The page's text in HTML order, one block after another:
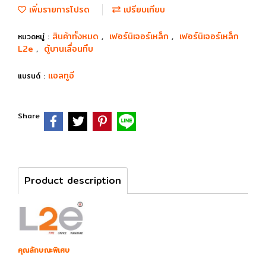
เพิ่มรายการโปรด เปรียบเทียบ
หมวดหมู่ : สินค้าทั้งหมด , เฟอร์นิเจอร์เหล็ก , เฟอร์นิเจอร์เหล็ก
L2e , ตู้บานเลื่อนทึบ
แบรนด์ : แอลทูอี
Share
Product description
คุณลักษณะพิเศษ